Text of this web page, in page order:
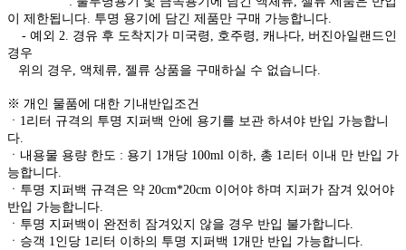
이 제한됩니다. 투명 용기에 담긴 제품만 구매 가능합니다.
- 예외 2. 경유 후 도착지가 미국령, 호주령, 캐나다, 버진아일랜드인
경우
위의 경우, 액체류, 젤류 상품을 구매하실 수 없습니다.
※ 개인 물품에 대한 기내반입조건
ㆍ1리터 규격의 투명 지퍼백 안에 용기를 보관 하셔야 반입 가능합니
다.
ㆍ내용물 용량 한도 : 용기 1개당 100ml 이하, 총 1리터 이내 만 반입 가
능합니다.
ㆍ투명 지퍼백 규격은 약 20cm*20cm 이어야 하며 지퍼가 잠겨 있어야
반입 가능합니다.
ㆍ투명 지퍼백이 완전히 잠겨있지 않을 경우 반입 불가합니다.
ㆍ승객 1인당 1리터 이하의 투명 지퍼백 1개만 반입 가능합니다.